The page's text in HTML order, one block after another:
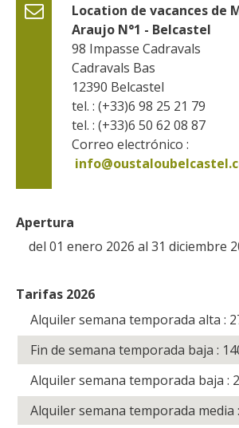
Location de vacances de
Araujo N°1 - Belcastel
98 Impasse Cadravals
Cadravals Bas
12390 Belcastel
tel. : (+33)6 98 25 21 79
tel. : (+33)6 50 62 08 87
Correo electrónico :
Apertura
del 01 enero 2026 al 31 diciembre
Tarifas 2026
Alquiler semana temporada alta :
Fin de semana temporada baja :
Alquiler semana temporada baja :
Alquiler semana temporada media